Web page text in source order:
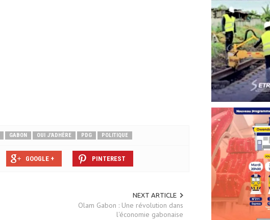
GABON OUI J'ADHÈRE PDG POLITIQUE
GOOGLE + PINTEREST
NEXT ARTICLE
Olam Gabon : Une révolution dans
l'économie gabonaise